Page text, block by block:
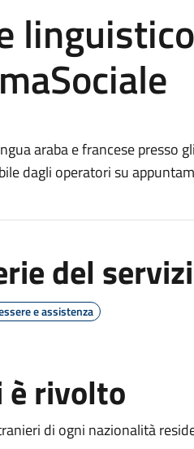
araba e francese presso
dagli operatori su
del
e assistenza
è rivolto
di ogni nazionalità